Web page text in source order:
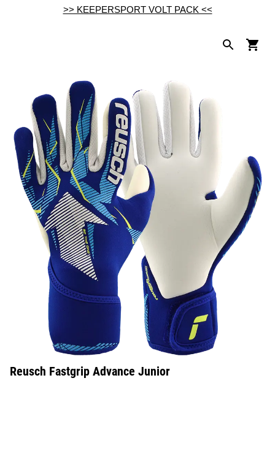
>> KEEPERSPORT VOLT PACK <<
Reusch Fastgrip Advance Junior